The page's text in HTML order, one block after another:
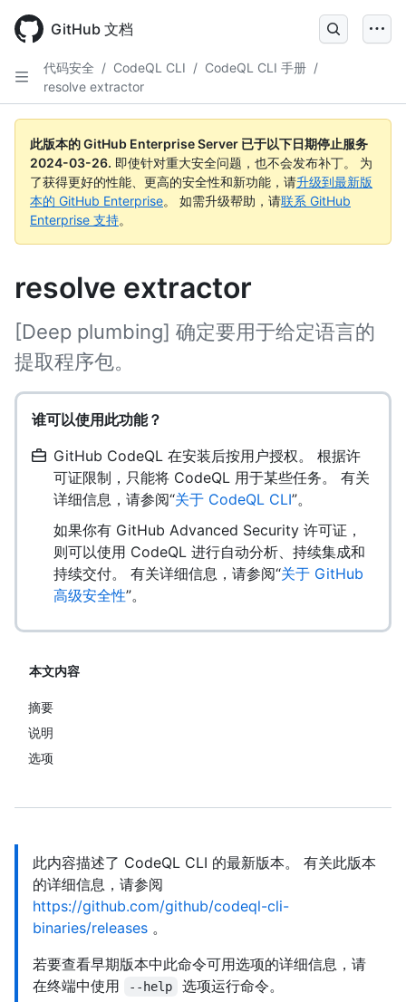
main
content
GitHub 文档
代码安全 / CodeQL CLI / CodeQL CLI 手册 /
resolve extractor
此版本的 GitHub Enterprise Server 已于以下日期停止服务
2024-03-26. 即使针对重大安全问题，也不会发布补丁。 为
了获得更好的性能、更高的安全性和新功能，请升级到最新版
本的 GitHub Enterprise。 如需升级帮助，请联系 GitHub
Enterprise 支持。
resolve extractor
[Deep plumbing] 确定要用于给定语言的
提取程序包。
谁可以使用此功能？
GitHub CodeQL 在安装后按用户授权。 根据许
可证限制，只能将 CodeQL 用于某些任务。 有关
详细信息，请参阅“关于 CodeQL CLI”。
如果你有 GitHub Advanced Security 许可证，
则可以使用 CodeQL 进行自动分析、持续集成和
持续交付。 有关详细信息，请参阅“关于 GitHub
高级安全性”。
本文内容
摘要
说明
选项
此内容描述了 CodeQL CLI 的最新版本。 有关此版本
的详细信息，请参阅
https://github.com/github/codeql-cli-
binaries/releases 。
若要查看早期版本中此命令可用选项的详细信息，请
在终端中使用
--help 选项运行命令。